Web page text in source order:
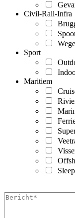
Civil-Rail-Infra
Sport
Maritiem